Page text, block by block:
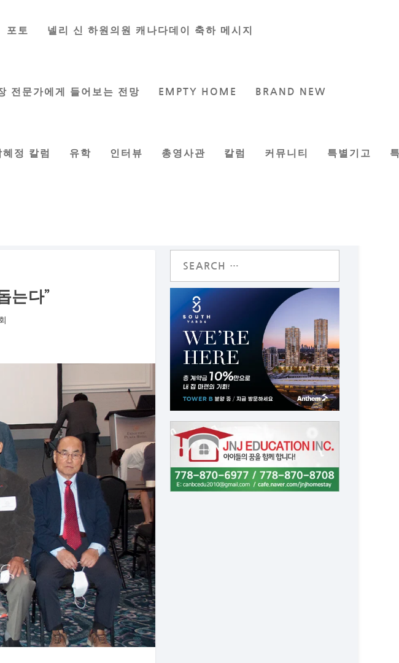
포토 넬리 신 하원의원 캐나다데이 축하 메시지
전문가에게 들어보는 전망 EMPTY HOME BRAND NEW
정 칼럼 유학 인터뷰 총영사관 칼럼 커뮤니티 특별기고
는다”